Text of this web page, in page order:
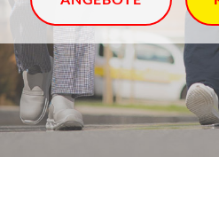
PFLEGEEINRICHTUNGEN